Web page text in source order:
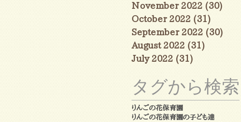
November 2022 (30)
October 2022 (31)
September 2022 (30)
August 2022 (31)
July 2022 (31)
タグから検索
りんごの花保育園
りんごの花保育園の子ども達